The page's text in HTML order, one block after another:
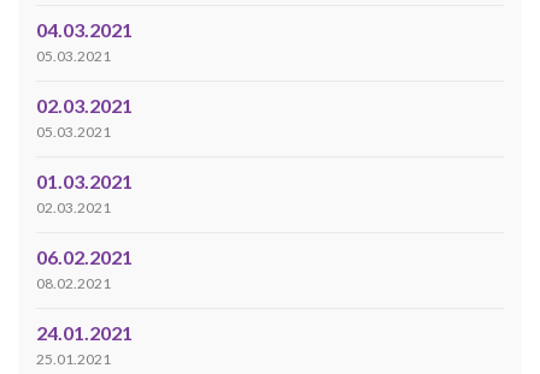
04.03.2021
05.03.2021
02.03.2021
05.03.2021
01.03.2021
02.03.2021
06.02.2021
08.02.2021
24.01.2021
25.01.2021